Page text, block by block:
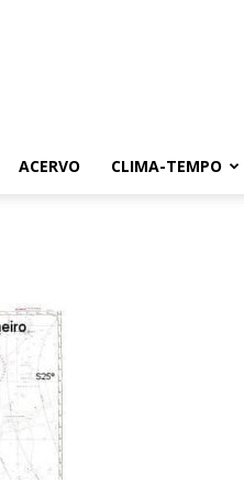
ACERVO CLIMA-TEMPO